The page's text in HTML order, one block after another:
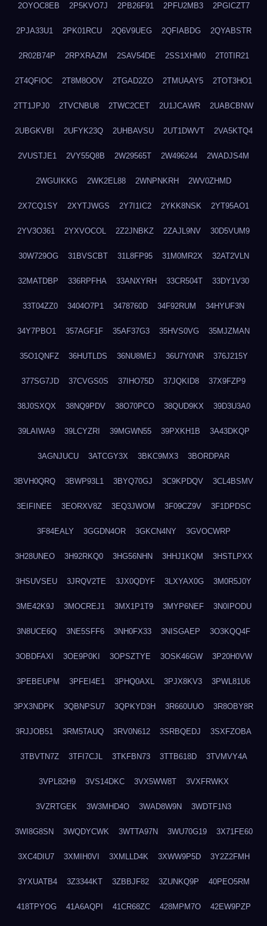
2OYOC8EB 2P5KVO7J 2PB26F91 2PFU2MB3 2PGICZT7
2PJA33U1 2PK01RCU 2Q6V9UEG 2QFIABDG 2QYABSTR
2R02B74P 2RPXRAZM 2SAV54DE 2SS1XHM0 2T0TIR21
2T4QFIOC 2T8M8OOV 2TGAD2ZO 2TMUAAY5 2TOT3HO1
2TT1JPJ0 2TVCNBU8 2TWC2CET 2U1JCAWR 2UABCBNW
2UBGKVBI 2UFYK23Q 2UHBAVSU 2UT1DWVT 2VA5KTQ4
2VUSTJE1 2VY55Q8B 2W29565T 2W496244 2WADJS4M
2WGUIKKG 2WK2EL88 2WNPNKRH 2WV0ZHMD
2X7CQ1SY 2XYTJWGS 2Y7I1IC2 2YKK8NSK 2YT95AO1
2YV3O361 2YXVOCOL 2Z2JNBKZ 2ZAJL9NV 30D5VUM9
30W729OG 31BVSCBT 31L8FP95 31M0MR2X 32AT2VLN
32MATDBP 336RPFHA 33ANXYRH 33CR504T 33DY1V30
33T04ZZ0 3404O7P1 3478760D 34F92RUM 34HYUF3N
34Y7PBO1 357AGF1F 35AF37G3 35HVS0VG 35MJZMAN
35O1QNFZ 36HUTLDS 36NU8MEJ 36U7Y0NR 376J215Y
377SG7JD 37CVGS0S 37IHO75D 37JQKID8 37X9FZP9
38J0SXQX 38NQ9PDV 38O70PCO 38QUD9KX 39D3U3A0
39LAIWA9 39LCYZRI 39MGWN55 39PXKH1B 3A43DKQP
3AGNJUCU 3ATCGY3X 3BKC9MX3 3BORDPAR
3BVH0QRQ 3BWP93L1 3BYQ70GJ 3C9KPDQV 3CL4BSMV
3EIFINEE 3EORXV8Z 3EQ3JWOM 3F09CZ9V 3F1DPDSC
3F84EALY 3GGDN4OR 3GKCN4NY 3GVOCWRP
3H28UNEO 3H92RKQ0 3HG56NHN 3HHJ1KQM 3HSTLPXX
3HSUVSEU 3JRQV2TE 3JX0QDYF 3LXYAX0G 3M0R5J0Y
3ME42K9J 3MOCREJ1 3MX1P1T9 3MYP6NEF 3N0IPODU
3N8UCE6Q 3NE5SFF6 3NH0FX33 3NISGAEP 3O3KQQ4F
3OBDFAXI 3OE9P0KI 3OPSZTYE 3OSK46GW 3P20H0VW
3PEBEUPM 3PFEI4E1 3PHQ0AXL 3PJX8KV3 3PWL81U6
3PX3NDPK 3QBNPSU7 3QPKYD3H 3R660UUO 3R8OBY8R
3RJJOB51 3RM5TAUQ 3RV0N612 3SRBQEDJ 3SXFZOBA
3TBVTN7Z 3TFI7CJL 3TKFBN73 3TTB618D 3TVMVY4A
3VPL82H9 3VS14DKC 3VX5WW8T 3VXFRWKX
3VZRTGEK 3W3MHD4O 3WAD8W9N 3WDTF1N3
3WI8G8SN 3WQDYCWK 3WTTA97N 3WU70G19 3X71FE60
3XC4DIU7 3XMIH0VI 3XMLLD4K 3XWW9P5D 3Y2Z2FMH
3YXUATB4 3Z3344KT 3ZBBJF82 3ZUNKQ9P 40PEO5RM
418TPYOG 41A6AQPI 41CR68ZC 428MPM7O 42EW9PZP